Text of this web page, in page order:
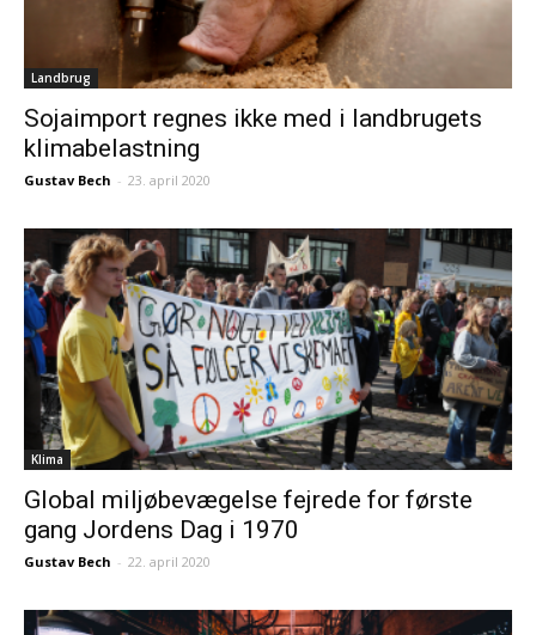
Landbrug
Sojaimport regnes ikke med i landbrugets
klimabelastning
Gustav Bech - 23. april 2020
Klima
Global miljøbevægelse fejrede for første
gang Jordens Dag i 1970
Gustav Bech - 22. april 2020